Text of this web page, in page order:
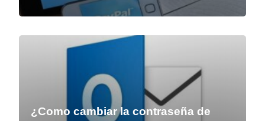
¿Como cambiar la contraseña de